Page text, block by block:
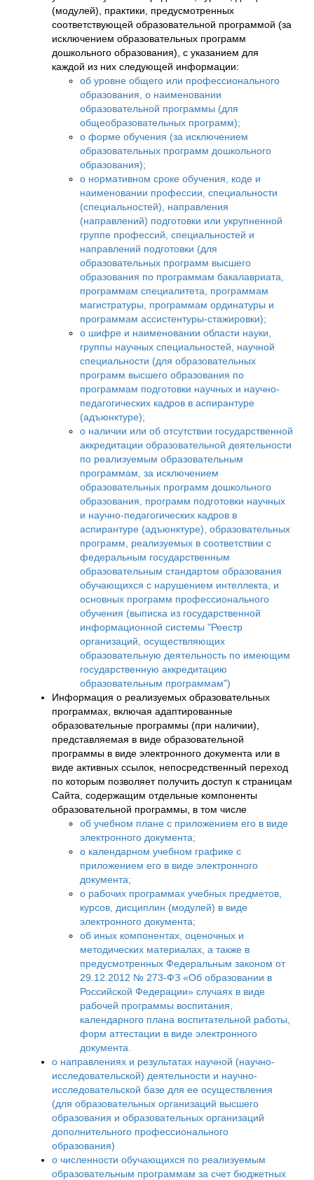
(модулей), практики, предусмотренных
соответствующей образовательной программой (за
исключением образовательных программ
дошкольного образования), с указанием для
каждой из них следующей информации:
об уровне общего или профессионального
образования, о наименовании
образовательной программы (для
общеобразовательных программ);
о форме обучения (за исключением
образовательных программ дошкольного
образования);
о нормативном сроке обучения, коде и
наименовании профессии, специальности
(специальностей), направления
(направлений) подготовки или укрупненной
группе профессий, специальностей и
направлений подготовки (для
образовательных программ высшего
образования по программам бакалавриата,
программам специалитета, программам
магистратуры, программам ординатуры и
программам ассистентуры-стажировки);
о шифре и наименовании области науки,
группы научных специальностей, научной
специальности (для образовательных
программ высшего образования по
программам подготовки научных и научно-
педагогических кадров в аспирантуре
(адъюнктуре);
о наличии или об отсутствии государственной
аккредитации образовательной деятельности
по реализуемым образовательным
программам, за исключением
образовательных программ дошкольного
образования, программ подготовки научных
и научно-педагогических кадров в
аспирантуре (адъюнктуре), образовательных
программ, реализуемых в соответствии с
федеральным государственным
образовательным стандартом образования
обучающихся с нарушением интеллекта, и
основных программ профессионального
обучения (выписка из государственной
информационной системы "Реестр
организаций, осуществляющих
образовательную деятельность по имеющим
государственную аккредитацию
образовательным программам")
Информация о реализуемых образовательных
программах, включая адаптированные
образовательные программы (при наличии),
представляемая в виде образовательной
программы в виде электронного документа или в
виде активных ссылок, непосредственный переход
по которым позволяет получить доступ к страницам
Сайта, содержащим отдельные компоненты
образовательной программы, в том числе
об учебном плане с приложением его в виде
электронного документа;
о календарном учебном графике с
приложением его в виде электронного
документа;
о рабочих программах учебных предметов,
курсов, дисциплин (модулей) в виде
электронного документа;
об иных компонентах, оценочных и
методических материалах, а также в
предусмотренных Федеральным законом от
29.12.2012 № 273-ФЗ «Об образовании в
Российской Федерации» случаях в виде
рабочей программы воспитания,
календарного плана воспитательной работы,
форм аттестации в виде электронного
документа.
о направлениях и результатах научной (научно-
исследовательской) деятельности и научно-
исследовательской базе для ее осуществления
(для образовательных организаций высшего
образования и образовательных организаций
дополнительного профессионального
образования)
о численности обучающихся по реализуемым
образовательным программам за счет бюджетных